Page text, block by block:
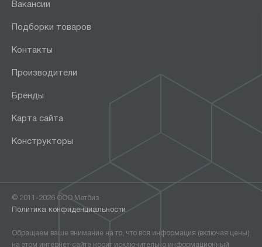
Вакансии
Подборки товаров
Контакты
Производители
Бренды
Карта сайта
Конструкторы
© 2011-2026 ООО Метбиз
Политика конфиденциальности
Обращаем ваше внимание на то, что вся информация (включая цены)
на этом интернет-сайте носит исключительно информационный